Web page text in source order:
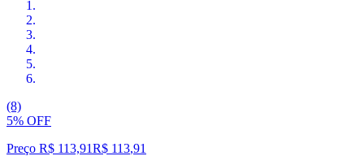
(8)
5% OFF
Preço R$ 113,91R$ 113,91